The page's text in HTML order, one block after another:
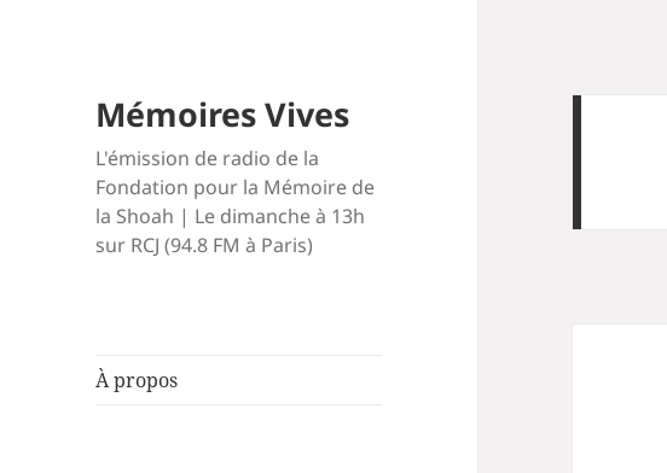
Mémoires Vives
L'émission de radio de la
Fondation pour la Mémoire de
la Shoah | Le dimanche à 13h
sur RCJ (94.8 FM à Paris)
À propos